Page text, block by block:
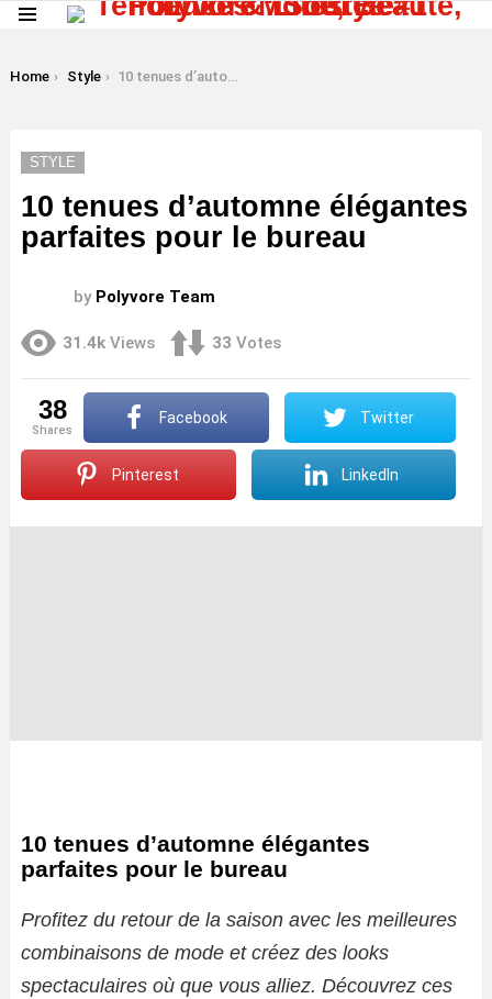
You are here:
Home Style 10 tenues d’automne élégantes parfaites pour le bureau
STYLE
10 tenues d’automne élégantes
parfaites pour le bureau
by Polyvore Team
31.4k Views 33 Votes
38
shares
Facebook Twitter
Pinterest LinkedIn
10 tenues d’automne élégantes
parfaites pour le bureau
Profitez du retour de la saison avec les meilleures
combinaisons de mode et créez des looks
spectaculaires où que vous alliez. Découvrez ces